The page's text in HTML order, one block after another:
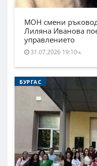
МОН смени
Лиляна Иванова
управлението
31.07.2026 19:10ч.
БУРГАС